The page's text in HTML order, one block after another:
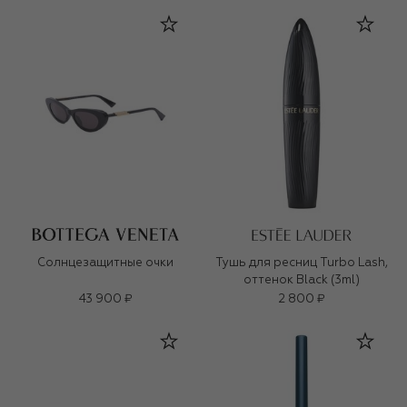
Солнцезащитные очки
43 900 ₽
Тушь для ресниц Turbo Lash,
оттенок Black (3ml)
2 800 ₽